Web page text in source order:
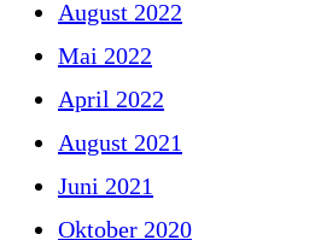
August 2022
Mai 2022
April 2022
August 2021
Juni 2021
Oktober 2020